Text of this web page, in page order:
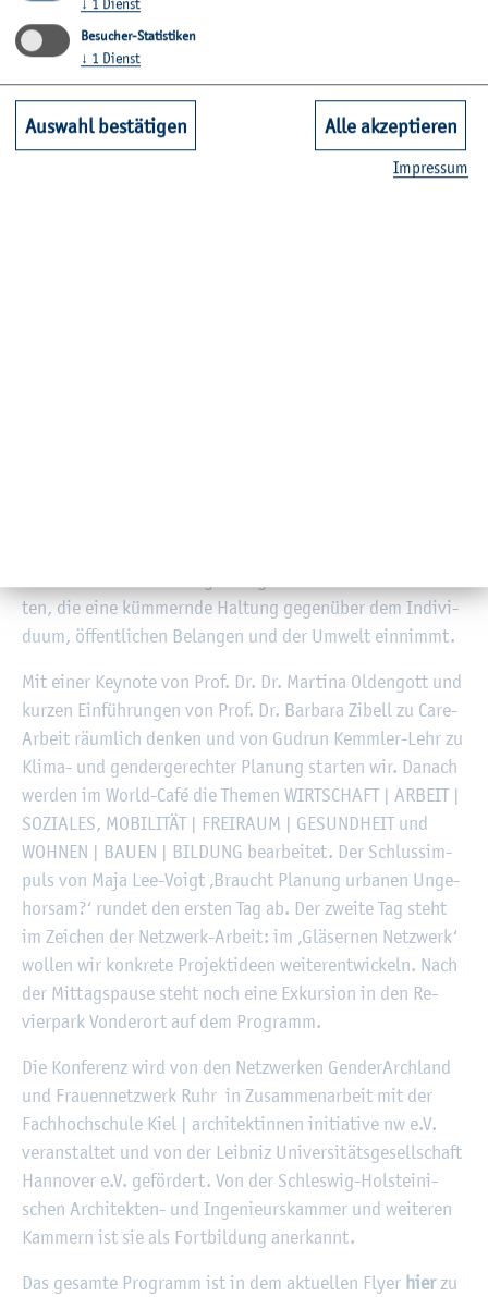
vom 13.6. bis 14.6.2024 in Essen
Der Kli­ma­wan­del birgt Ri­si­ken, die über­pro­por­tio­nal
Frau­en* be­tref­fen. Die Mög­lich­kei­ten, sich dem Kli­ma­
wan­del an­zu­pas­sen und ihm aktiv ent­ge­gen zu tre­ten,
sind für Frau­en* be­deu­tend schwie­ri­ger. Dabei ist die un­
ten, die eine küm­mern­de Hal­tung ge­gen­über dem In­di­vi­
du­um, öf­fent­li­chen Be­lan­gen und der Um­welt ein­nimmt.
Mit einer Key­note von Prof. Dr. Dr. Mar­ti­na Old­en­gott und
kur­zen Ein­füh­run­gen von Prof. Dr. Bar­ba­ra Zi­bell zu Care-
Ar­beit räum­lich den­ken und von Gud­run Kemm­ler-Lehr zu
Klima- und gen­der­ge­rech­ter Pla­nung star­ten wir. Da­nach
wer­den im World-Café die The­men WIRT­SCHAFT | AR­BEIT |
SO­ZIA­LES, MO­BI­LI­TÄT | FREI­RAUM | GE­SUND­HEIT und
WOH­NEN | BAUEN | BIL­DUNG be­ar­bei­tet. Der Schluss­im­
puls von Maja Lee-Voigt ‚Braucht Pla­nung ur­ba­nen Un­ge­
hor­sam?‘ run­det den ers­ten Tag ab. Der zwei­te Tag steht
im Zei­chen der Netz­werk-Ar­beit: im ‚Glä­ser­nen Netz­werk‘
wol­len wir kon­kre­te Pro­jekt­ide­en wei­ter­ent­wi­ckeln. Nach
der Mit­tags­pau­se steht noch eine Ex­kur­si­on in den Re­
vier­park Von­der­ort auf dem Pro­gramm.
Die Kon­fe­renz wird von den Netz­wer­ken Gen­derArch­land
und Frau­en­netz­werk Ruhr in Zu­sam­men­ar­beit mit der
Fach­hoch­schu­le Kiel | ar­chi­tek­tin­nen in­itia­ti­ve nw e.V.
ver­an­stal­tet und von der Leib­niz Uni­ver­si­täts­ge­sell­schaft
Han­no­ver e.V. ge­för­dert. Von der Schles­wig-Hol­stei­ni­
schen Ar­chi­tek­ten- und In­ge­nieurs­kam­mer und wei­te­ren
Kam­mern ist sie als Fort­bil­dung an­er­kannt.
Das ge­sam­te Pro­gramm ist in dem ak­tu­el­len Flyer hierzu
Besucher-Statistiken
↓ 1 Dienst
Auswahl bestätigen Alle akzeptieren
Im­pres­sum